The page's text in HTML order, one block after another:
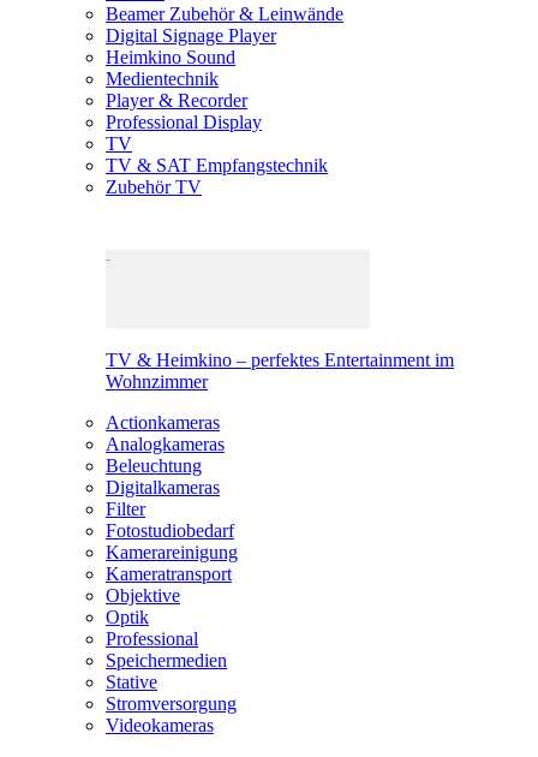
Beamer Zubehör & Leinwände
Digital Signage Player
Heimkino Sound
Medientechnik
Player & Recorder
Professional Display
TV
TV & SAT Empfangstechnik
Zubehör TV
TV & Heimkino – perfektes Entertainment im
Wohnzimmer
Actionkameras
Analogkameras
Beleuchtung
Digitalkameras
Filter
Fotostudiobedarf
Kamerareinigung
Kameratransport
Objektive
Optik
Professional
Speichermedien
Stative
Stromversorgung
Videokameras